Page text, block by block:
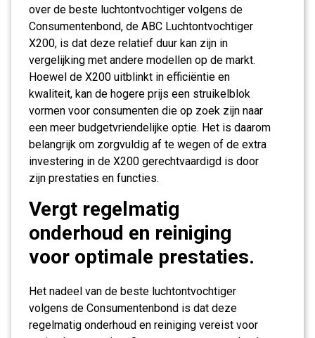
over de beste luchtontvochtiger volgens de
Consumentenbond, de ABC Luchtontvochtiger
X200, is dat deze relatief duur kan zijn in
vergelijking met andere modellen op de markt.
Hoewel de X200 uitblinkt in efficiëntie en
kwaliteit, kan de hogere prijs een struikelblok
vormen voor consumenten die op zoek zijn naar
een meer budgetvriendelijke optie. Het is daarom
belangrijk om zorgvuldig af te wegen of de extra
investering in de X200 gerechtvaardigd is door
zijn prestaties en functies.
Vergt regelmatig
onderhoud en reiniging
voor optimale prestaties.
Het nadeel van de beste luchtontvochtiger
volgens de Consumentenbond is dat deze
regelmatig onderhoud en reiniging vereist voor